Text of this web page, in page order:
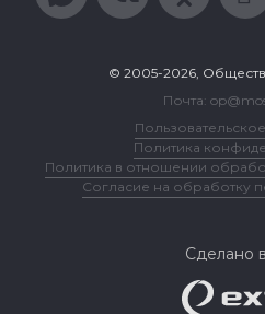
© 2005-2026,
Почта:
Политика
Политика в отношении
Согласие на обработку
Сделано